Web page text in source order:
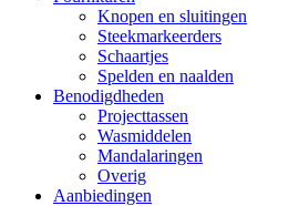
Knopen en sluitingen
Steekmarkeerders
Schaartjes
Spelden en naalden
Benodigdheden
Projecttassen
Wasmiddelen
Mandalaringen
Overig
Aanbiedingen